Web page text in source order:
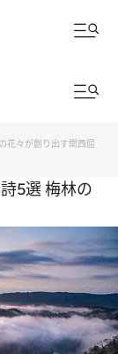
花々が創り出す関西屈